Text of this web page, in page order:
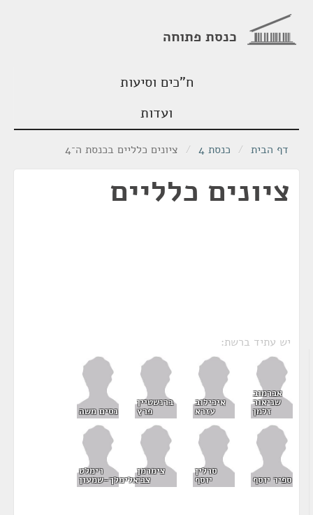
כנסת פתוחה
ח"כים וסיעות
ועדות
דף הבית / כנסת 4 / ציונים כלליים בכנסת ה־4
ציונים כלליים
יש עתיד ברשת:
אברמוב
שניאור
זלמן
איכילוב
עזרא
ברנשטיין
פרץ נסים משה
ספיר יוסף
סרלין
יוסף
צימרמן
צבי
רימלט
אלימלך-שמעון